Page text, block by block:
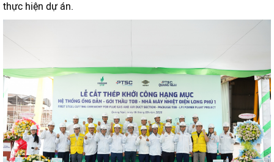
thực hiện dự án.